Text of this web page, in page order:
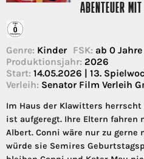
ABENTEUER
Genre: Kinder FSK: ab 0 Jahre
Produktionsjahr: 2026
Start: 14.05.2026 | 13.
Verleih: Senator Film Verleih
Im Haus der Klawitters
ist aufgeregt. Ihre Eltern fahren
Albert. Conni wäre nur zu gerne
würde sie Semires